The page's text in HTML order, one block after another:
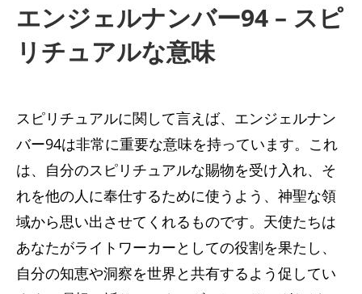
エンジェルナンバー94 – スピ
リチュアルな意味
スピリチュアルに関して言えば、エンジェルナン
バー94は非常に重要な意味を持っています。これ
は、自分のスピリチュアルな賜物を受け入れ、そ
れを他の人に奉仕するために使うよう、神聖な領
域から思い出させてくれるものです。天使たちは
あなたがライトワーカーとしての役割を果たし、
自分の知恵や洞察を世界と共有するよう促してい